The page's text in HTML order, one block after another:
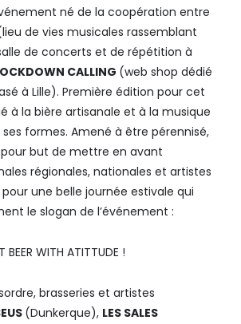
né de la coopération entre
de vies musicales rassemblant
de concerts et de répétition à
CALLING (web shop dédié
à Lille). Première édition pour cet
à la bière artisanale et à la musique
formes. Amené à être pérennisé,
but de mettre en avant
régionales, nationales et artistes
une belle journée estivale qui
le slogan de l’événement :
BEER WITH ATITTUDE !
brasseries et artistes
(Dunkerque), LES SALES